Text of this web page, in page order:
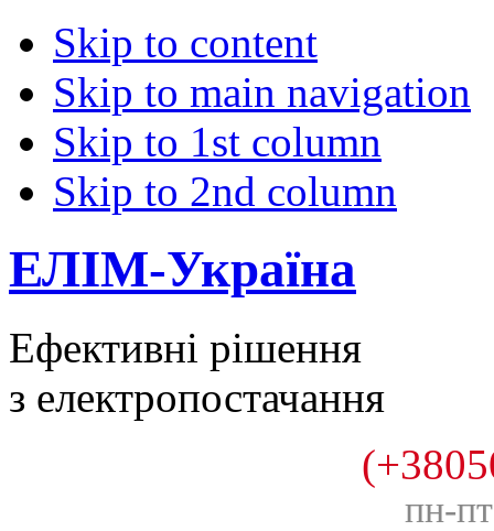
Skip to content
Skip to main navigation
Skip to 1st column
Skip to 2nd column
ЕЛІМ-Україна
Ефективні рішення
з електропостачання
пн-